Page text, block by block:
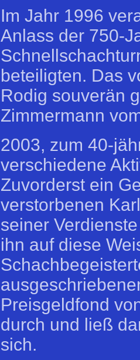
Im Jahr 1996
Anlass der 750-
beteiligten. Das
Rodig souverän
Zimmermann
2003, zum 40-
verschiedene
Zuvorderst ein
verstorbenen
seiner
ihn auf diese
Preisgeldfond
durch und ließ
sich.